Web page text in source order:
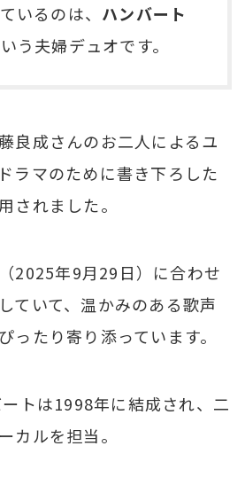
いるのは、 ハンバート
う夫婦デュオです。
良成さんのお二人によるユ
ラマのために書き下ろした
されました。
2025年9月29日）に合わせ
ていて、温かみのある歌声
ったり寄り添っています。
トは1998年に結成され、二
カルを担当。